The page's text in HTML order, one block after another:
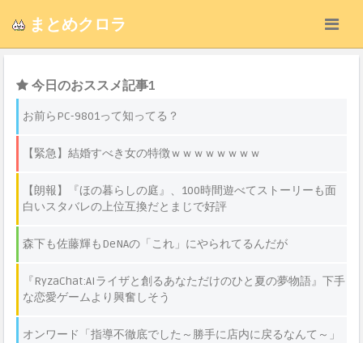
まとめクロラ